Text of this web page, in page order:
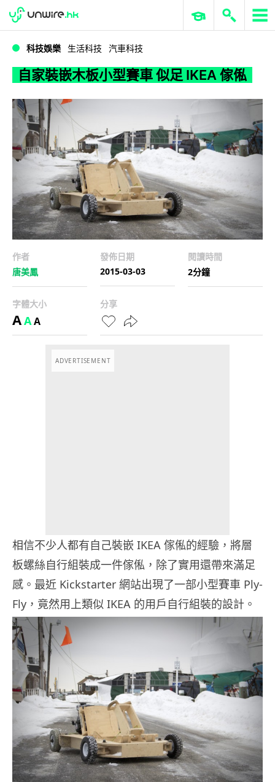
自家裝嵌木板小型賽車 似足 IKEA 傢俬
WWDC 2026 ERP 與商業 AI
科技娛樂 生活科技 汽車科技
自家裝嵌木板小型賽車 似足 IKEA 傢俬
作者
唐美鳳
發佈日期
2015-03-03
閱讀時間
2分鐘
字體大小
AAA
分享
ADVERTISEMENT
相信不少人都有自己裝嵌 IKEA 傢俬的經驗，將層
板螺絲自行組裝成一件傢俬，除了實用還帶來滿足
感。最近 Kickstarter 網站出現了一部小型賽車 Ply-
Fly，竟然用上類似 IKEA 的用戶自行組裝的設計。